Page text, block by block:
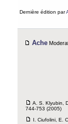
Dernière édition par
Ache
A. S. Klyubin,
744-753 (2005)
I. Ciufolini, E.